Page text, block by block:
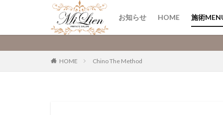
お知らせ HOME 施術
HOME Chino The Method